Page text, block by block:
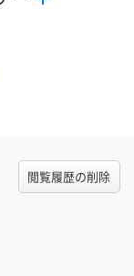
閲覧履歴の削除